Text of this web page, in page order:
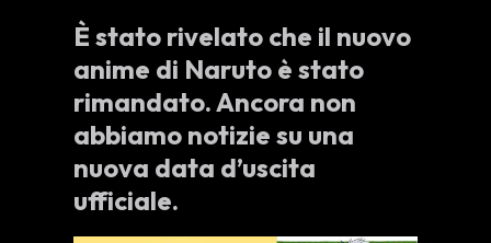
È stato rivelato che il nuovo
anime di Naruto è stato
rimandato. Ancora non
abbiamo notizie su una
nuova data d’uscita
ufficiale.